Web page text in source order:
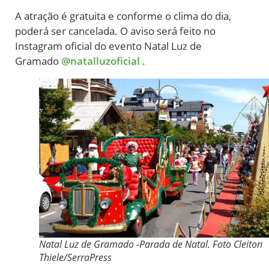
A atração é gratuita e conforme o clima do dia,
poderá ser cancelada. O aviso será feito no
Instagram oficial do evento Natal Luz de
Gramado @natalluzoficial .
Natal Luz de Gramado -Parada de Natal. Foto Cleiton
Thiele/SerraPress